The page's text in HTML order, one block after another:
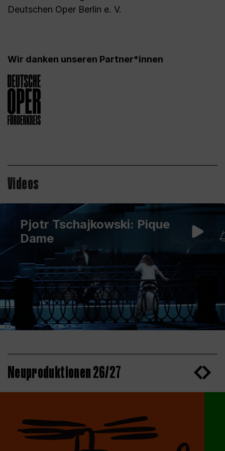
Deutschen Oper Berlin e. V.
Wir danken unseren Partner*innen
Videos
Pjotr Tschajkowski: Pique
Dame
Neuproduktionen 26/27